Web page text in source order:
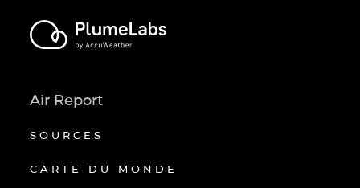
Air Report
SOURCES
CARTE DU MONDE